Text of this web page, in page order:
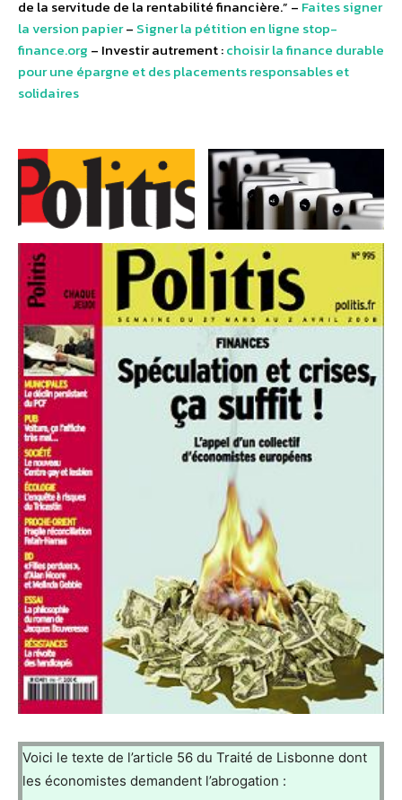
de la servitude de la rentabilité financière.” – Faites signer
la version papier– Signer la pétition en ligne stop-
finance.org – Investir autrement :choisir la finance durable
pour une épargne et des placements responsables et
solidaires
Voici le texte de l’article 56 du Traité de Lisbonne dont
les économistes demandent l’abrogation :